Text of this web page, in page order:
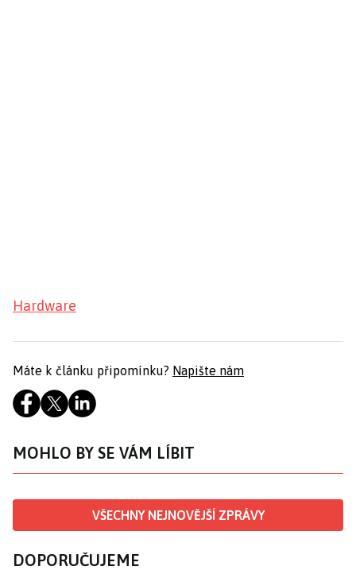
Hardware
Máte k článku připomínku? Napište nám
MOHLO BY SE VÁM LÍBIT
VŠECHNY NEJNOVĚJŠÍ ZPRÁVY
DOPORUČUJEME